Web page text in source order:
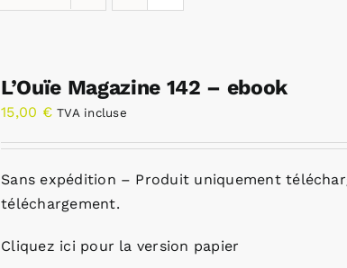
L’Ouïe Magazine 142 – ebook
15,00 € TVA incluse
Sans expédition – Produit uniquement
téléchargement.
Cliquez ici pour la version papier